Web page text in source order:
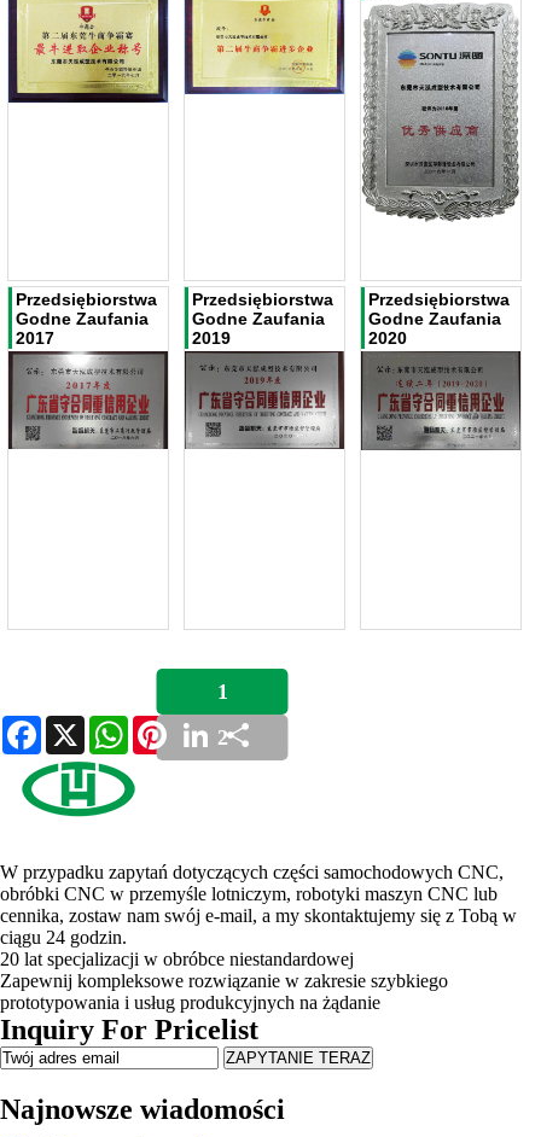
Przedsiębiorstwa
Godne Zaufania
2017
Przedsiębiorstwa
Godne Zaufania
2019
Przedsiębiorstwa
Godne Zaufania
2020
1
2
Facebook
X WhatsAppPinterestLinkedInShare
W przypadku zapytań dotyczących części samochodowych CNC,
obróbki CNC w przemyśle lotniczym, robotyki maszyn CNC lub
cennika, zostaw nam swój e-mail, a my skontaktujemy się z Tobą w
ciągu 24 godzin.
20 lat specjalizacji w obróbce niestandardowej
Zapewnij kompleksowe rozwiązanie w zakresie szybkiego
prototypowania i usług produkcyjnych na żądanie
Inquiry For Pricelist
Najnowsze wiadomości